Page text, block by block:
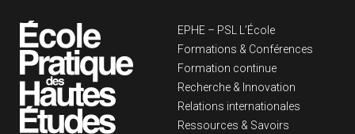
Navigation
EPHE – PSL L’École
Formations & Conférences
Formation continue
Recherche & Innovation
Relations internationales
Ressources & Savoirs